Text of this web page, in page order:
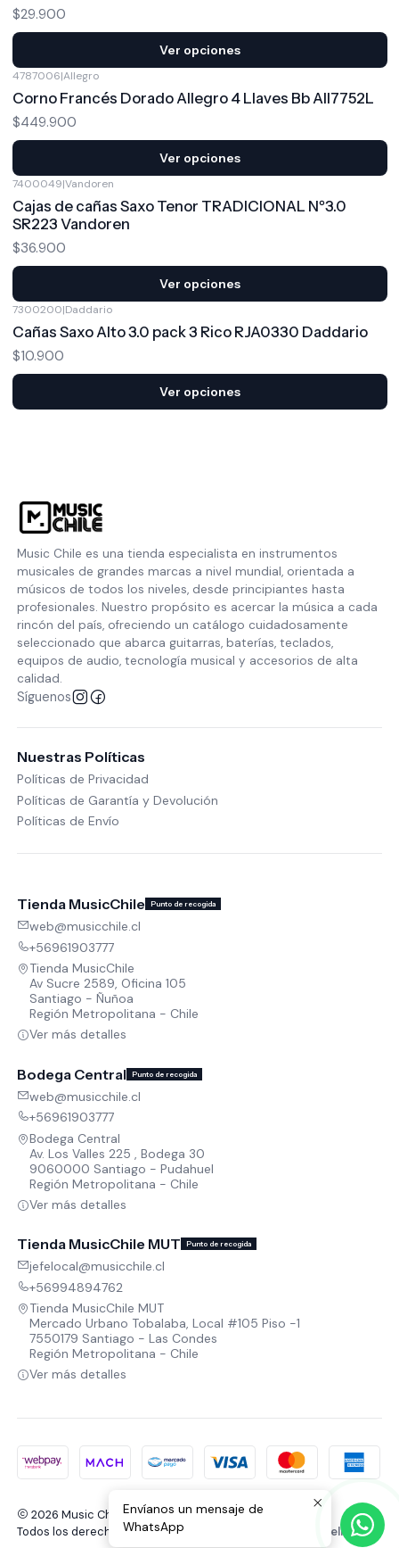
$29.900
Ver opciones
4787006|Allegro
Corno Francés Dorado Allegro 4 Llaves Bb All7752L
$449.900
Ver opciones
7400049|Vandoren
Cajas de cañas Saxo Tenor TRADICIONAL Nº3.0
SR223 Vandoren
$36.900
Ver opciones
7300200|Daddario
Cañas Saxo Alto 3.0 pack 3 Rico RJA0330 Daddario
$10.900
Ver opciones
Music Chile es una tienda especialista en instrumentos
musicales de grandes marcas a nivel mundial, orientada a
músicos de todos los niveles, desde principiantes hasta
profesionales. Nuestro propósito es acercar la música a cada
rincón del país, ofreciendo un catálogo cuidadosamente
seleccionado que abarca guitarras, baterías, teclados,
equipos de audio, tecnología musical y accesorios de alta
calidad.
Síguenos
Nuestras Políticas
Políticas de Privacidad
Políticas de Garantía y Devolución
Políticas de Envío
Tienda MusicChile Punto de recogida
web@musicchile.cl
+56961903777
Tienda MusicChile
Av Sucre 2589, Oficina 105
Santiago - Ñuñoa
Región Metropolitana - Chile
Ver más detalles
Bodega Central Punto de recogida
web@musicchile.cl
+56961903777
Bodega Central
Av. Los Valles 225 , Bodega 30
9060000 Santiago - Pudahuel
Región Metropolitana - Chile
Ver más detalles
Tienda MusicChile MUT Punto de recogida
jefelocal@musicchile.cl
+56994894762
Tienda MusicChile MUT
Mercado Urbano Tobalaba, Local #105 Piso -1
7550179 Santiago - Las Condes
Región Metropolitana - Chile
Ver más detalles
2026 Music Chile.
Todos los derechos reservados.
Desarrollado por Jumpseller.
Envíanos un mensaje de
WhatsApp